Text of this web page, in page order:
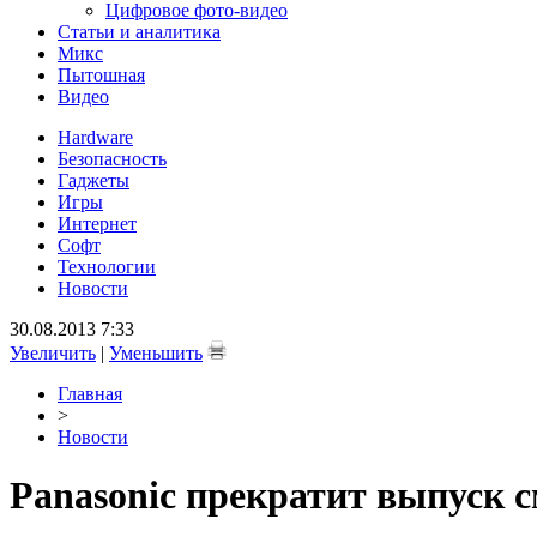
Цифровое фото-видео
Статьи и аналитика
Микс
Пытошная
Видео
Hardware
Безопасность
Гаджеты
Игры
Интернет
Софт
Технологии
Новости
30.08.2013 7:33
Увеличить | Уменьшить
Главная
>
Новости
Panasonic прекратит выпуск